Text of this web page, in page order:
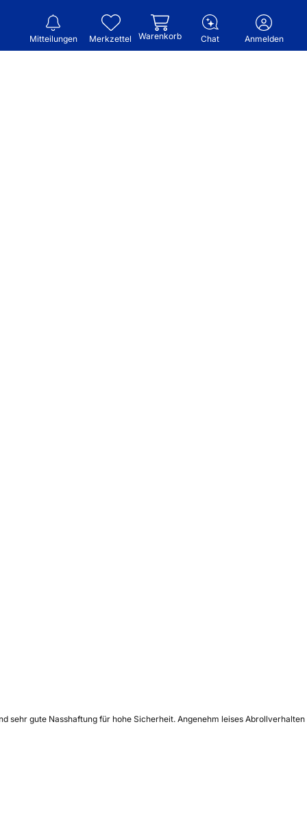
Mitteilungen Merkzettel Warenkorb Chat Anmelden
sehr gute Nasshaftung für hohe Sicherheit. Angenehm leises Abrollverhalten